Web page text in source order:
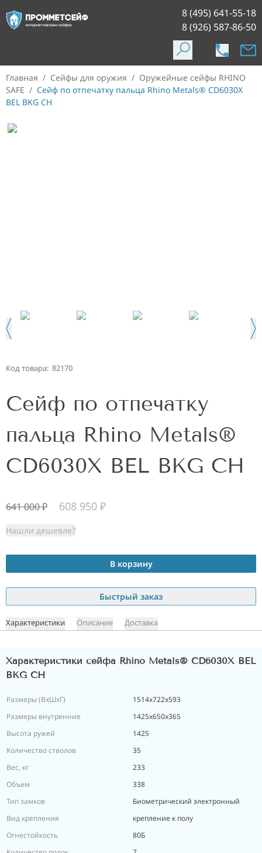
8 (495) 641-55-18
8 (926) 587-86-50
Главная / Сейфы для оружия / Оружейные сейфы RHINO
SAFE / Сейф по отпечатку пальца Rhino Metals® CD6030X
BEL BKG CH
Код товара: 82170
Сейф по отпечатку
пальца Rhino Metals®
CD6030X BEL BKG CH
641 000₽ 608 950 ₽
Нашли дешевле?
В корзину
Быстрый заказ
Характеристики Описание Доставка
Характеристики сейфа Rhino Metals® CD6030X BEL
BKG CH
Размеры (ВxШxГ)
1514х722х593
Размеры внутренние
1425х650х365
Высота ружей
1425
Количество стволов
35
Вес, кг
233
Объем
338
Тип замков
Биометрический электронный
Вид крепления
крепление к полу
Огнестойкость
80Б